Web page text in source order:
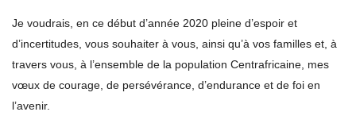
Je voudrais, en ce début d’année 2020 pleine d’espoir et
d’incertitudes, vous souhaiter à vous, ainsi qu’à vos familles et, à
travers vous, à l’ensemble de la population Centrafricaine, mes
vœux de courage, de persévérance, d’endurance et de foi en
l’avenir.